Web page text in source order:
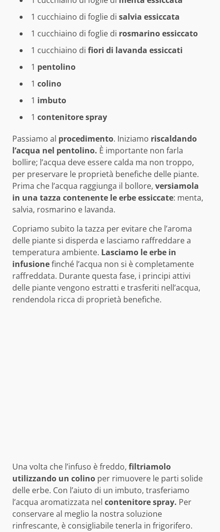
1 cucchiaino di foglie di salvia essiccata
1 cucchiaino di foglie di rosmarino essiccato
1 cucchiaino di fiori di lavanda essiccati
1 pentolino
1 colino
1 imbuto
1 contenitore spray
Passiamo al procedimento. Iniziamo riscaldando
l’acqua nel pentolino. È importante non farla
bollire; l’acqua deve essere calda ma non troppo,
per preservare le proprietà benefiche delle piante.
Prima che l’acqua raggiunga il bollore, versiamola
in una tazza contenente le erbe essiccate: menta,
salvia, rosmarino e lavanda.
Copriamo subito la tazza per evitare che l’aroma
delle piante si disperda e lasciamo raffreddare a
temperatura ambiente. Lasciamo le erbe in
infusionefinché l’acqua non si è completamente
raffreddata. Durante questa fase, i principi attivi
delle piante vengono estratti e trasferiti nell’acqua,
rendendola ricca di proprietà benefiche.
Una volta che l’infuso è freddo, filtriamolo
utilizzando un colino per rimuovere le parti solide
delle erbe. Con l’aiuto di un imbuto, trasferiamo
l’acqua aromatizzata nel contenitore spray. Per
conservare al meglio la nostra soluzione
rinfrescante, è consigliabile tenerla in frigorifero.